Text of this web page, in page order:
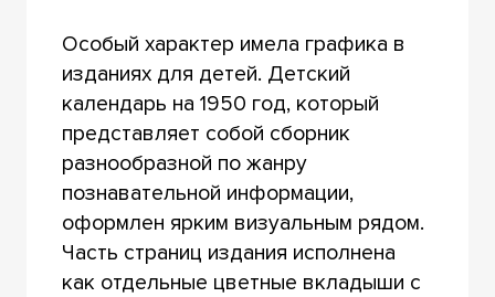
Особый характер имела графика в
изданиях для детей. Детский
календарь на 1950 год, который
представляет собой сборник
разнообразной по жанру
познавательной информации,
оформлен ярким визуальным рядом.
Часть страниц издания исполнена
как отдельные цветные вкладыши с